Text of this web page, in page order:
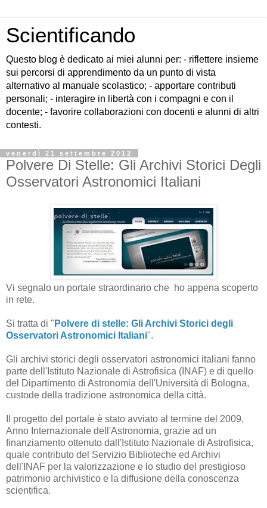
Scientificando
Questo blog è dedicato ai miei alunni per: - riflettere insieme
sui percorsi di apprendimento da un punto di vista
alternativo al manuale scolastico; - apportare contributi
personali; - interagire in libertà con i compagni e con il
docente; - favorire collaborazioni con docenti e alunni di altri
contesti.
venerdì 21 settembre 2012
Polvere Di Stelle: Gli Archivi Storici Degli
Osservatori Astronomici Italiani
Vi segnalo un portale straordinario che ho appena scoperto
in rete.
Si tratta di " Polvere di stelle: Gli Archivi Storici degli
Osservatori Astronomici Italiani".
Gli archivi storici degli osservatori astronomici italiani fanno
parte dell'Istituto Nazionale di Astrofisica (INAF) e di quello
del Dipartimento di Astronomia dell'Università di Bologna,
custode della tradizione astronomica della città.
Il progetto del portale è stato avviato al termine del 2009,
Anno Internazionale dell'Astronomia, grazie ad un
finanziamento ottenuto dall'Istituto Nazionale di Astrofisica,
quale contributo del Servizio Biblioteche ed Archivi
dell'INAF per la valorizzazione e lo studio del prestigioso
patrimonio archivistico e la diffusione della conoscenza
scientifica.